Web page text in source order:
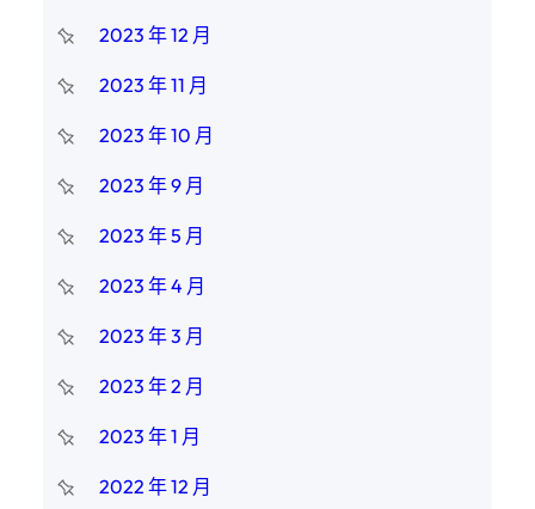
2023 年 12 月
2023 年 11 月
2023 年 10 月
2023 年 9 月
2023 年 5 月
2023 年 4 月
2023 年 3 月
2023 年 2 月
2023 年 1 月
2022 年 12 月